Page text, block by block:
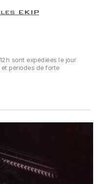
EKIP
sont expédiées le jour
périodes de forte